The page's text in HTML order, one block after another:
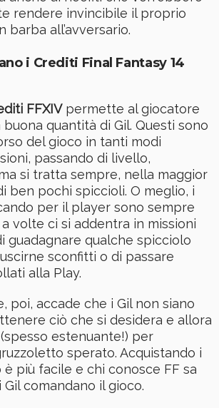
rendere invincibile il proprio
barba all’avversario.
i Crediti Final Fantasy 14
FFXIVpermette al giocatore
quantità di Gil. Questi sono
del gioco in tanti modi
passando di livello,
si tratta sempre, nella maggior
ben pochi spiccioli. O meglio, i
per il player sono sempre
volte ci si addentra in missioni
guadagnare qualche spicciolo
sconfitti o di passare
alla Play.
poi, accade che i Gil non siano
ciò che si desidera e allora
estenuante!) per
sperato. Acquistando i
è più facile e chi conosce FF sa
comandano il gioco.